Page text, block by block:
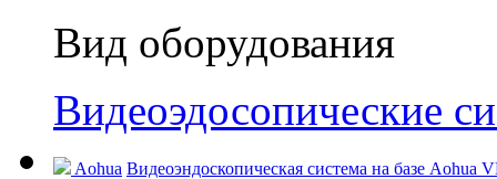
Вид оборудования
Видеоэдосопические
Aohua Видеоэндоскопическая система на базе Aohua